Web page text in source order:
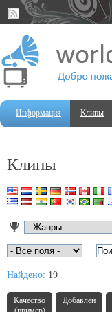
Информация Клипы
Клипы
Найдено: 19
Качество
Добавлен